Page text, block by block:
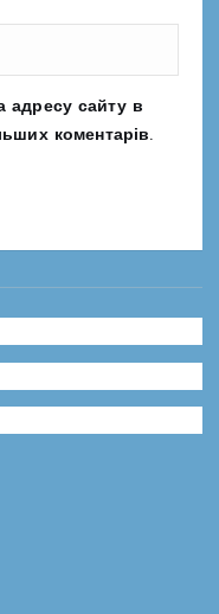
адресу сайту в
коментарів.